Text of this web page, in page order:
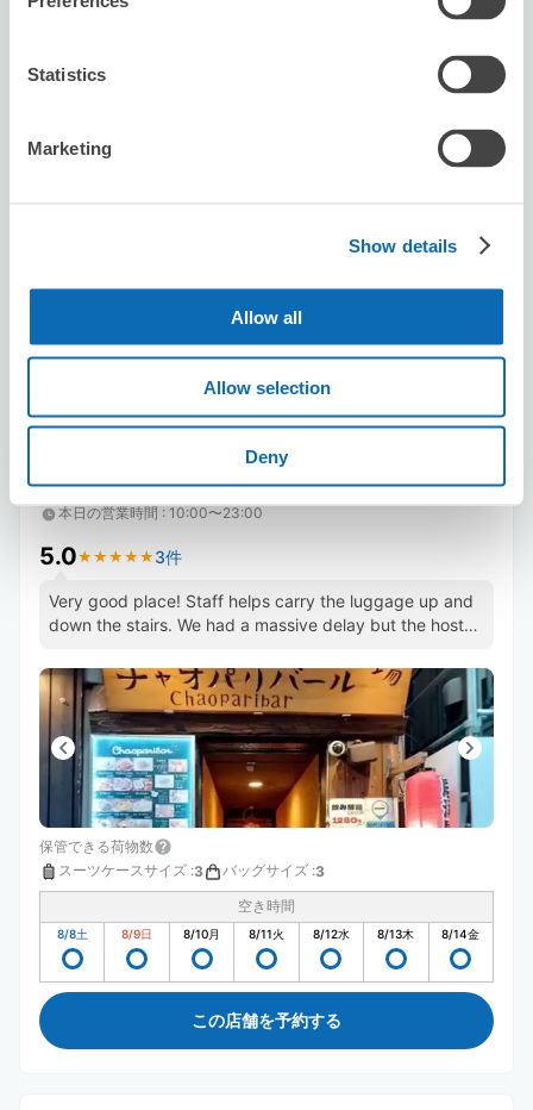
Statistics
Marketing
Show details
Allow all
Allow selection
Deny
この店舗を予約する
アジアン屋台 チャオパリバール赤坂
溜池山王駅から徒歩3分
本日の営業時間 : 10:00〜23:00
5.0★ ★ ★ ★ ★
★ ★ ★ ★ ★ 3件
Very good place! Staff helps carry the luggage up and
down the stairs. We had a massive delay but the host
保管できる荷物数
スーツケースサイズ :3 バッグサイズ :3
空き時間
8/8土 8/9日 8/10月 8/11火 8/12水 8/13木 8/14金
この店舗を予約する